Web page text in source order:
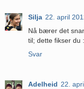
Silja 22. april
Nå bærer det
til; dette fikser du
Svar
Adelheid 22.